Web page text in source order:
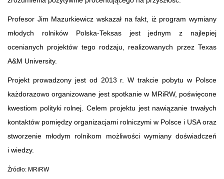
Profesor Jim Mazurkiewicz wskazał na fakt, iż program wymiany
młodych rolników Polska-Teksas jest jednym z najlepiej
ocenianych projektów tego rodzaju, realizowanych przez Texas
A&M University.
Projekt prowadzony jest od 2013 r. W trakcie pobytu w Polsce
każdorazowo organizowane jest spotkanie w MRiRW, poświęcone
kwestiom polityki rolnej. Celem projektu jest nawiązanie trwałych
kontaktów pomiędzy organizacjami rolniczymi w Polsce i USA oraz
stworzenie młodym rolnikom możliwości wymiany doświadczeń
i wiedzy.
Źródło: MRiRW